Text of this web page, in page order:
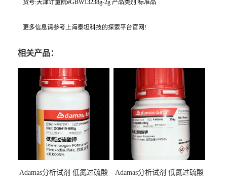
货号:天津计量院#GBW13238g-2g 产品类别:标准品
更多信息请参考上海泰坦科技的探索平台官网!
相关产品：
Adamas分析试剂 低氮过硫酸
Adamas分析试剂 低氮过硫酸